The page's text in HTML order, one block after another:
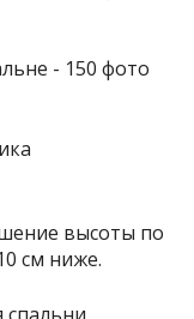
высоты по
см ниже.